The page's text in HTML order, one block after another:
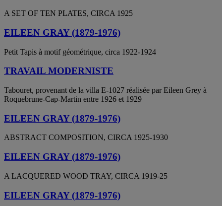
A SET OF TEN PLATES, CIRCA 1925
EILEEN GRAY (1879-1976)
Petit Tapis à motif géométrique, circa 1922-1924
TRAVAIL MODERNISTE
Tabouret, provenant de la villa E-1027 réalisée par Eileen Grey à
Roquebrune-Cap-Martin entre 1926 et 1929
EILEEN GRAY (1879-1976)
ABSTRACT COMPOSITION, CIRCA 1925-1930
EILEEN GRAY (1879-1976)
A LACQUERED WOOD TRAY, CIRCA 1919-25
EILEEN GRAY (1879-1976)